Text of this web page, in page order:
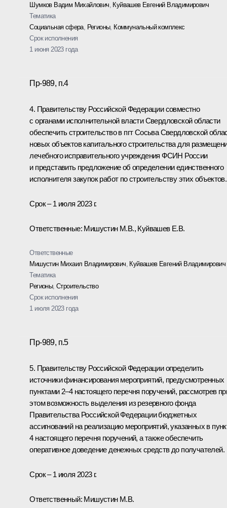
Шумков Вадим Михайлович Куйвашев Евгений Владимирович
Тематика
Социальная сфера, Регионы, Коммунальный комплекс
Срок исполнения
1 июня 2023 года
Пр-989, п.4
4. Правительству Российской Федерации совместно
с органами исполнительной власти Свердловской области
обеспечить строительство в пгт Сосьва Свердловской
новых объектов капитального строительства для
лечебного исправительного учреждения ФСИН России
и представить предложение об определении единственного
исполнителя закупок работ по строительству этих объектов.
Срок – 1 июля 2023 г.
Ответственные: Мишустин М.В., Куйвашев Е.В.
Ответственные
Мишустин Михаил Владимирович Куйвашев Евгений Владимирович
Тематика
Регионы,Строительство
Срок исполнения
1 июля 2023 года
Пр-989, п.5
5. Правительству Российской Федерации определить
источники финансирования мероприятий, предусмотренных
пунктами 2–4 настоящего перечня поручений, рассмотрев
этом возможность выделения из резервного фонда
Правительства Российской Федерации бюджетных
ассигнований на реализацию мероприятий, указанных в
4 настоящего перечня поручений, а также обеспечить
оперативное доведение денежных средств до получателей.
Срок – 1 июля 2023 г.
Ответственный: Мишустин М.В.